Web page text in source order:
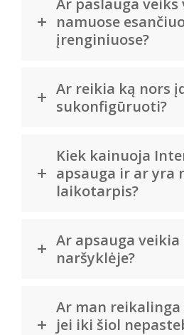
Ar paslauga veiks
namuose
įrenginiuose?
Ar reikia ką nors
sukonfigūruoti?
Kiek kainuoja
apsauga ir ar yra
laikotarpis?
Ar apsauga
naršyklėje?
Ar man reikalinga
jei iki šiol